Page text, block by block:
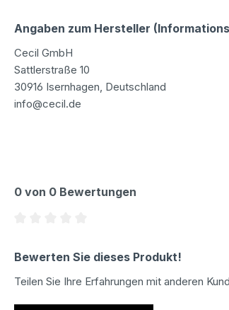
Angaben zum Hersteller
Cecil GmbH
Sattlerstraße 10
30916 Isernhagen, Deutschland
info@cecil.de
0 von 0 Bewertungen
Bewerten Sie dieses Produkt!
Teilen Sie Ihre Erfahrungen mit anderen